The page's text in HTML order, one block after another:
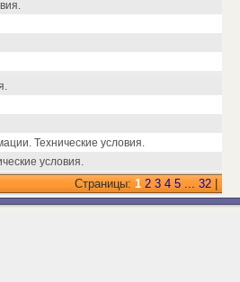
Технические условия.
условия.
Страницы: 1 2 3 4 5 ... 32